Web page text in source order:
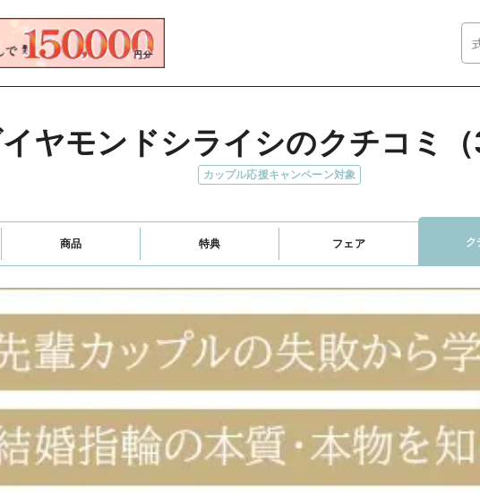
ヤモンドシライシのクチコミ（
カップル応援キャンペーン対象
商品 特典 フェア ク